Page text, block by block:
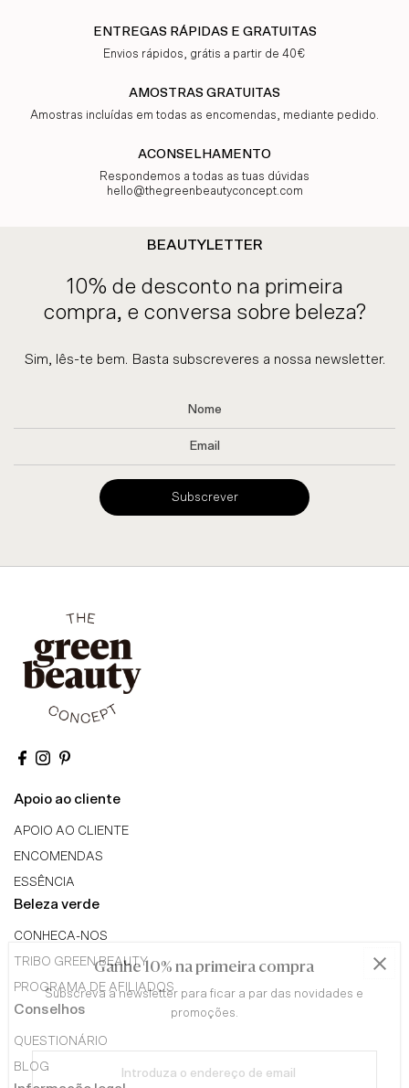
ENTREGAS RÁPIDAS E GRATUITAS
Envios rápidos, grátis a partir de 40€
AMOSTRAS GRATUITAS
Amostras incluídas em todas as encomendas, mediante pedido.
ACONSELHAMENTO
Respondemos a todas as tuas dúvidas
hello@thegreenbeautyconcept.com
BEAUTYLETTER
10% de desconto na primeira
compra, e conversa sobre beleza?
Sim, lês-te bem. Basta subscreveres a nossa newsletter.
Subscrever
Apoio ao cliente
APOIO AO CLIENTE
ENCOMENDAS
ESSÊNCIA
Beleza verde
CONHECA-NOS
TRIBO GREEN BEAUTY
PROGRAMA DE AFILIADOS
Conselhos
QUESTIONÁRIO
BLOG
Ganhe 10% na primeira compra
Subscreva a newsletter para ficar a par das novidades e
promoções.
Introduza